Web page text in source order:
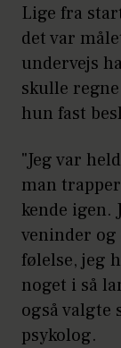
Lige fra
det var
undervejs
skulle
hun fast
"Jeg var
man
kende igen.
veninder og
følelse, jeg
noget i så
også valgte
psykolog.